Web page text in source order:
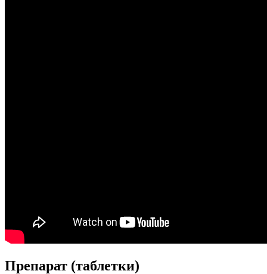
Препарат (таблетки)